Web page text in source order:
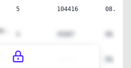
5 104416
Анекдоты от Задорнова
16